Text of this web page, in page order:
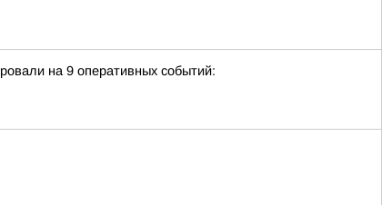
на 9 оперативных событий: